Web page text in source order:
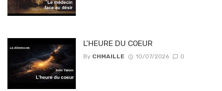
L’HEURE DU COEUR
By CHMAILLE 10/07/2026 0